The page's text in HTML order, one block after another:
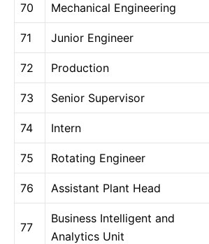
70 Mechanical Engineering
71 Junior Engineer
72 Production
73 Senior Supervisor
74 Intern
75 Rotating Engineer
76 Assistant Plant Head
77
Business Intelligent and
Analytics Unit